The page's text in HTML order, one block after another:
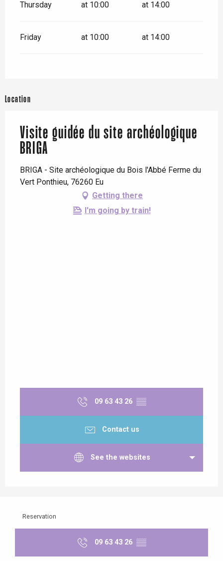
Thursday at 10:00 at 14:00
Friday at 10:00 at 14:00
Location
Visite guidée du site archéologique
BRIGA
BRIGA - Site archéologique du Bois l'Abbé Ferme du
Vert Ponthieu, 76260 Eu
Getting there
I'm going by train!
09 63 43 26 ▒▒
Contact us
See the websites
Reservation
09 63 43 26 ▒▒